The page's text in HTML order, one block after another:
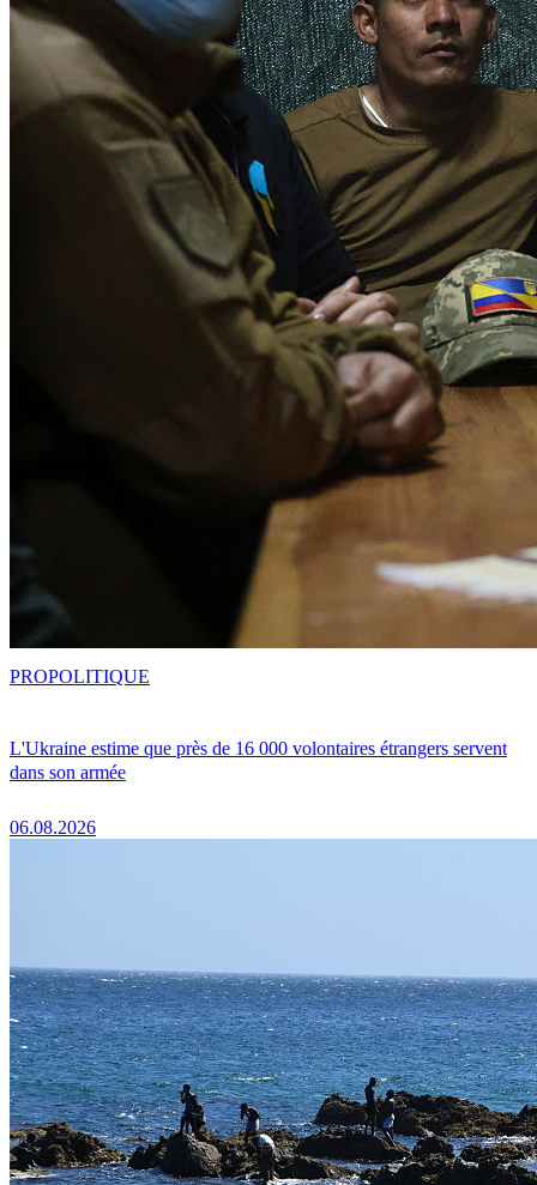
L'Ukraine estime que près de 16 000 volontaires étrangers servent
dans son armée
06.08.2026
PROPOLITIQUE